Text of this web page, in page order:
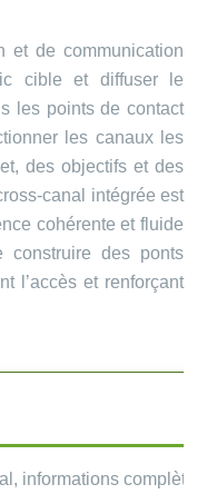
et de communication
cible et diffuser le
les points de contact
les canaux les
des objectifs et des
canal intégrée est
cohérente et fluide
construire des ponts
l’accès et renforçant
informations